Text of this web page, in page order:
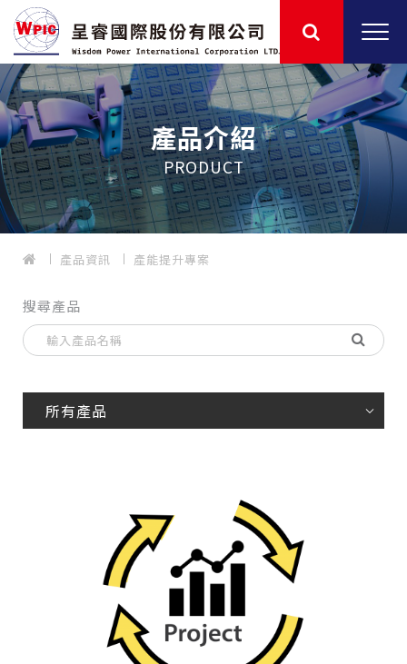
產品介紹
PRODUCT
產品資訊 產能提升專案
搜尋產品
所有產品